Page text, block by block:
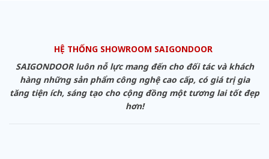
HỆ THỐNG SHOWROOM SAIGONDOOR
SAIGONDOOR luôn nỗ lực mang đến cho đối tác và khách
hàng những sản phẩm công nghệ cao cấp, có giá trị gia
tăng tiện ích, sáng tạo cho cộng đồng một tương lai tốt đẹp
hơn!